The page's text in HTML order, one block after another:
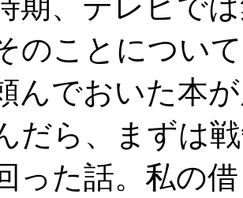
のことについ
んでおいた本
だら、まずは
った話。私の